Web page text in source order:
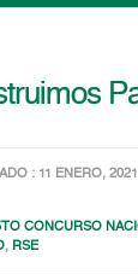
: 11 ENERO, 2021
CONCURSO
, RSE